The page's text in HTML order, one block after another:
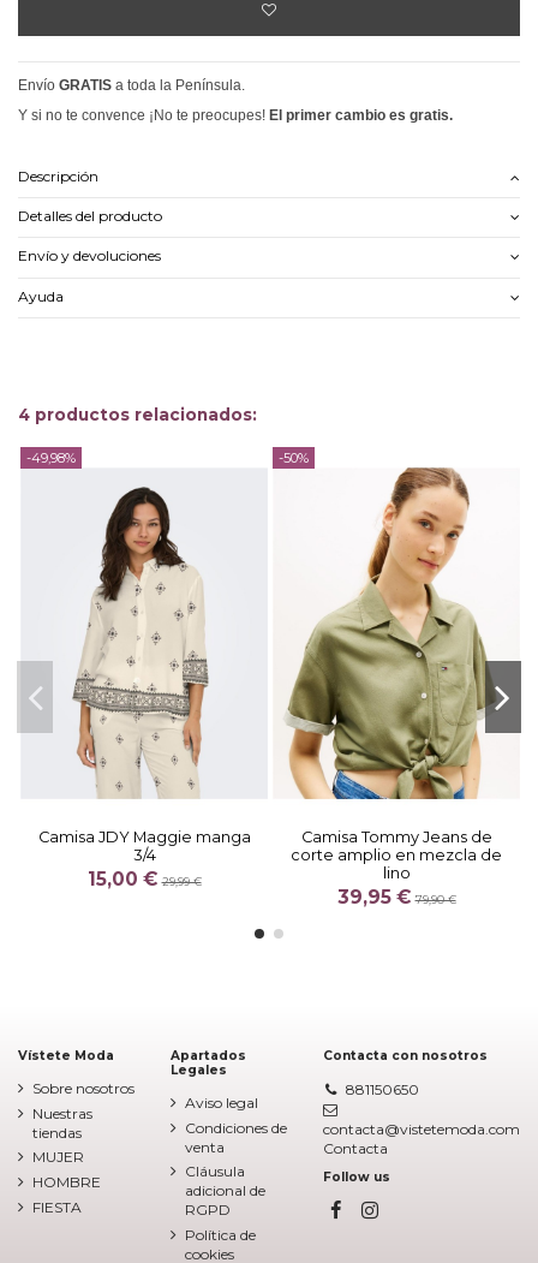
Envío GRATIS a toda la Península.
Y si no te convence ¡No te preocupes! El primer cambio es gratis.
Descripción
Detalles del producto
Envío y devoluciones
Ayuda
4 productos relacionados:
-49,98%
Camisa JDY Maggie manga
3/4
15,00 €29,99 €
-50%
Camisa Tommy Jeans de
corte amplio en mezcla de
lino
39,95 €79,90 €
Vístete Moda
Sobre nosotros
Nuestras
tiendas
MUJER
HOMBRE
FIESTA
Apartados
Legales
Aviso legal
Condiciones de
venta
Cláusula
adicional de
RGPD
Política de
cookies
Contacta con nosotros
881150650
contacta@vistetemoda.com
Contacta
Follow us